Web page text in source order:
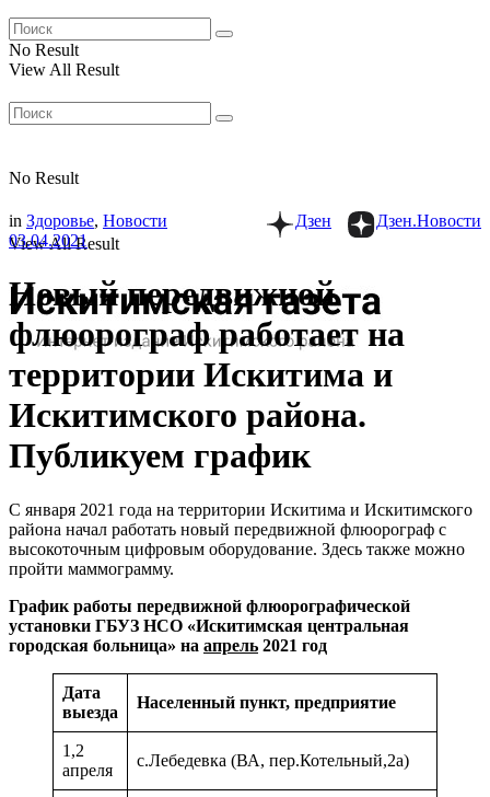
No Result
View All Result
No Result
View All Result
Дзен.Новости
Дзен
in Здоровье, Новости
03.04.2021
Новый передвижной
флюорограф работает на
территории Искитима и
Искитимского района.
Публикуем график
С января 2021 года на территории Искитима и Искитимского
района начал работать новый передвижной флюорограф с
высокоточным цифровым оборудование. Здесь также можно
пройти маммограмму.
График работы передвижной флюорографической
установки ГБУЗ НСО «Искитимская центральная
городская больница» на апрель 2021 год
Дата
выезда
Населенный пункт, предприятие
1,2
апреля
с.Лебедевка (ВА, пер.Котельный,2а)